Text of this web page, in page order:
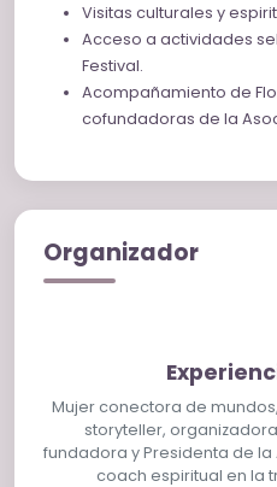
A lo largo del viaje
Ibiza, su historia, sus
energía única que ha
de inspiración para
Compartiremos
celebraciones bajo el cielo
mujeres que desean
regalarse tiempo para sí
naturaleza, bienestar y
Más que unas vacaciones,
reconectar con tu esencia,
dejarte inspirar por la magia
Visitas culturales y
Acceso a actividades
Festival.
Acompañamiento de
cofundadoras de la
Organizador
Mujer conectora de
storyteller,
fundadora y Presidenta de la
coach espiritual en la